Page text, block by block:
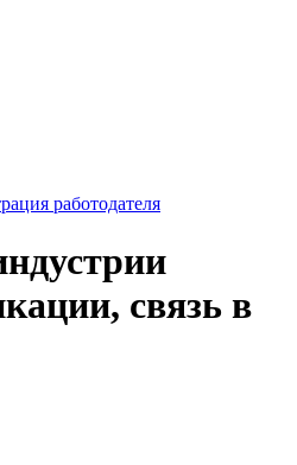
работодателя
связь в